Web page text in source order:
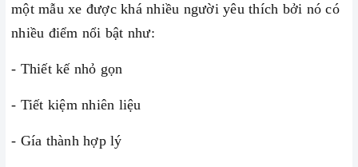
một mẫu xe được khá nhiều người yêu thích bởi nó có
nhiều điểm nổi bật như:
- Thiết kế nhỏ gọn
- Tiết kiệm nhiên liệu
- Gía thành hợp lý